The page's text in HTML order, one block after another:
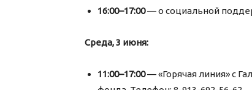
16:00–17:00— о социальной
Среда, 3 июня:
11:00–17:00— «Горячая линия» с